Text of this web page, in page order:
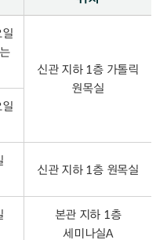
신관 지하 1층 가톨릭
원목실
신관 지하 1층 원목실
본관 지하 1층
세미나실A